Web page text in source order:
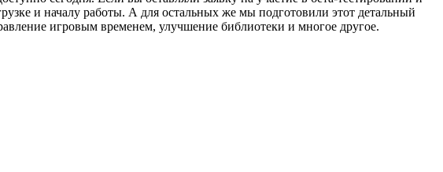
и началу работы. А для остальных же мы подготовили этот детальный
игровым временем, улучшение библиотеки и многое другое.